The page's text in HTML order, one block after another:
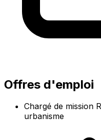
Offres d'emploi
Chargé de mission
urbanisme